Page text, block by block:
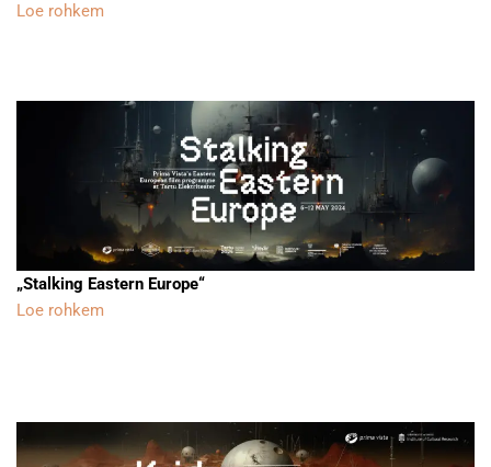
Loe rohkem
„Stalking Eastern Europe“
Loe rohkem